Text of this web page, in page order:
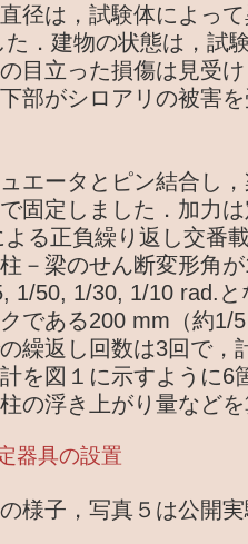
径は，試験体によっ
．建物の状態は，試
目立った損傷は見受
部がシロアリの被害
エータとピン結合し
固定しました．加力
よる正負繰り返し交番
－梁のせん断変形角
1/50, 1/30, 1/10 rad.
である200 mm（約1/
繰返し回数は3回で，
を図１に示すように6
の浮き上がり量など
器具の設置
様子，写真５は公開